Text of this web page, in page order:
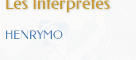
HENRYMO